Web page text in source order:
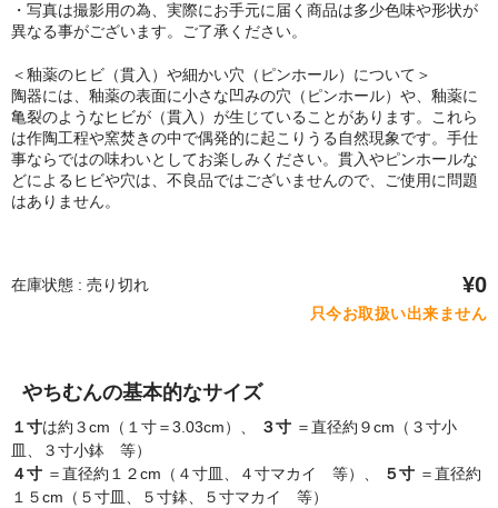
・写真は撮影用の為、実際にお手元に届く商品は多少色味や形状が
異なる事がございます。ご了承ください。
＜釉薬のヒビ（貫入）や細かい穴（ピンホール）について＞
陶器には、釉薬の表面に小さな凹みの穴（ピンホール）や、釉薬に
亀裂のようなヒビが（貫入）が生じていることがあります。これら
は作陶工程や窯焚きの中で偶発的に起こりうる自然現象です。手仕
事ならではの味わいとしてお楽しみください。貫入やピンホールな
どによるヒビや穴は、不良品ではございませんので、ご使用に問題
はありません。
在庫状態 : 売り切れ ¥0
只今お取扱い出来ません
やちむんの基本的なサイズ
１寸は約３cm（１寸＝3.03cm）、 ３寸 ＝直径約９cm（３寸小
皿、３寸小鉢 等）
４寸 ＝直径約１２cm（４寸皿、４寸マカイ 等）、 ５寸 ＝直径約
１５cm（５寸皿、５寸鉢、５寸マカイ 等）